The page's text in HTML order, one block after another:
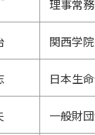
理事常
関西学
日本生
一般財